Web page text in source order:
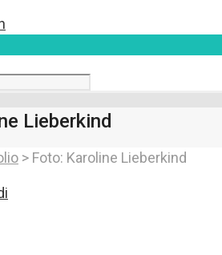
Lieberkind
> Foto: Karoline Lieberkind